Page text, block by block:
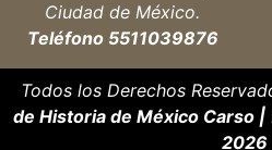
Ciudad de México.
Teléfono 5511039876
Todos los Derechos
de Historia de México Carso |
2026